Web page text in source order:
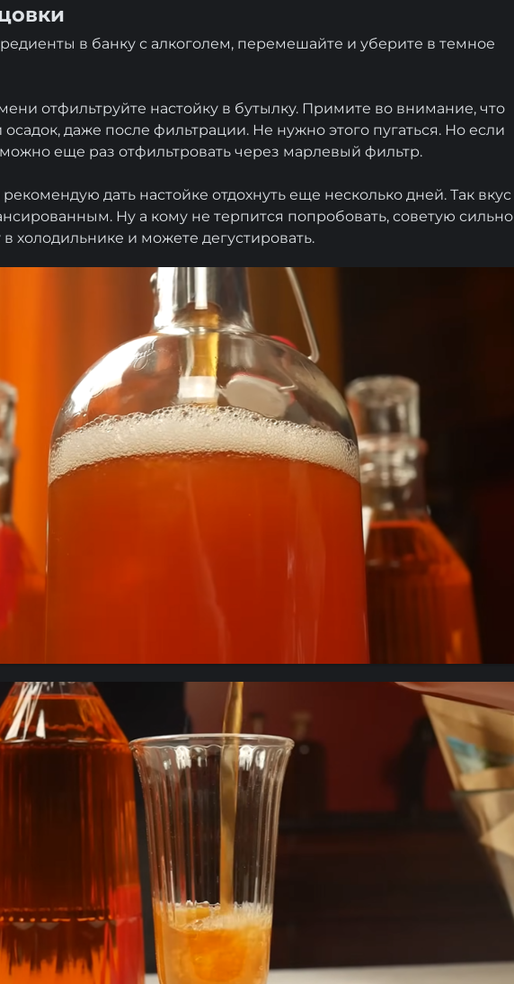
в банку с алкоголем, перемешайте и уберите в темное
отфильтруйте настойку в бутылку. Примите во внимание, что
даже после фильтрации. Не нужно этого пугаться. Но если
можно еще раз отфильтровать через марлевый фильтр.
дать настойке отдохнуть еще несколько дней. Так вкус
Ну а кому не терпится попробовать, советую сильно
холодильнике и можете дегустировать.